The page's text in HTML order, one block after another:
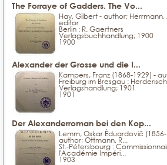
The Forraye of Gadders. The Vo...
Hay, Gilbert - author;
editor
Berlin : R. Gaertners
Verlagsbuchhandlung; 1900
1900
Alexander der Grosse und die I...
Kampers, Franz (1868-1929) -
Freiburg im Bresgau :
Verlagshandlung; 1901
1901
Der Alexanderroman bei den Kop...
Lemm, Oskar Èduardovič
author; Ottmann, R...
St.-Pétersbourg :
l'Académie Impéri...
1903